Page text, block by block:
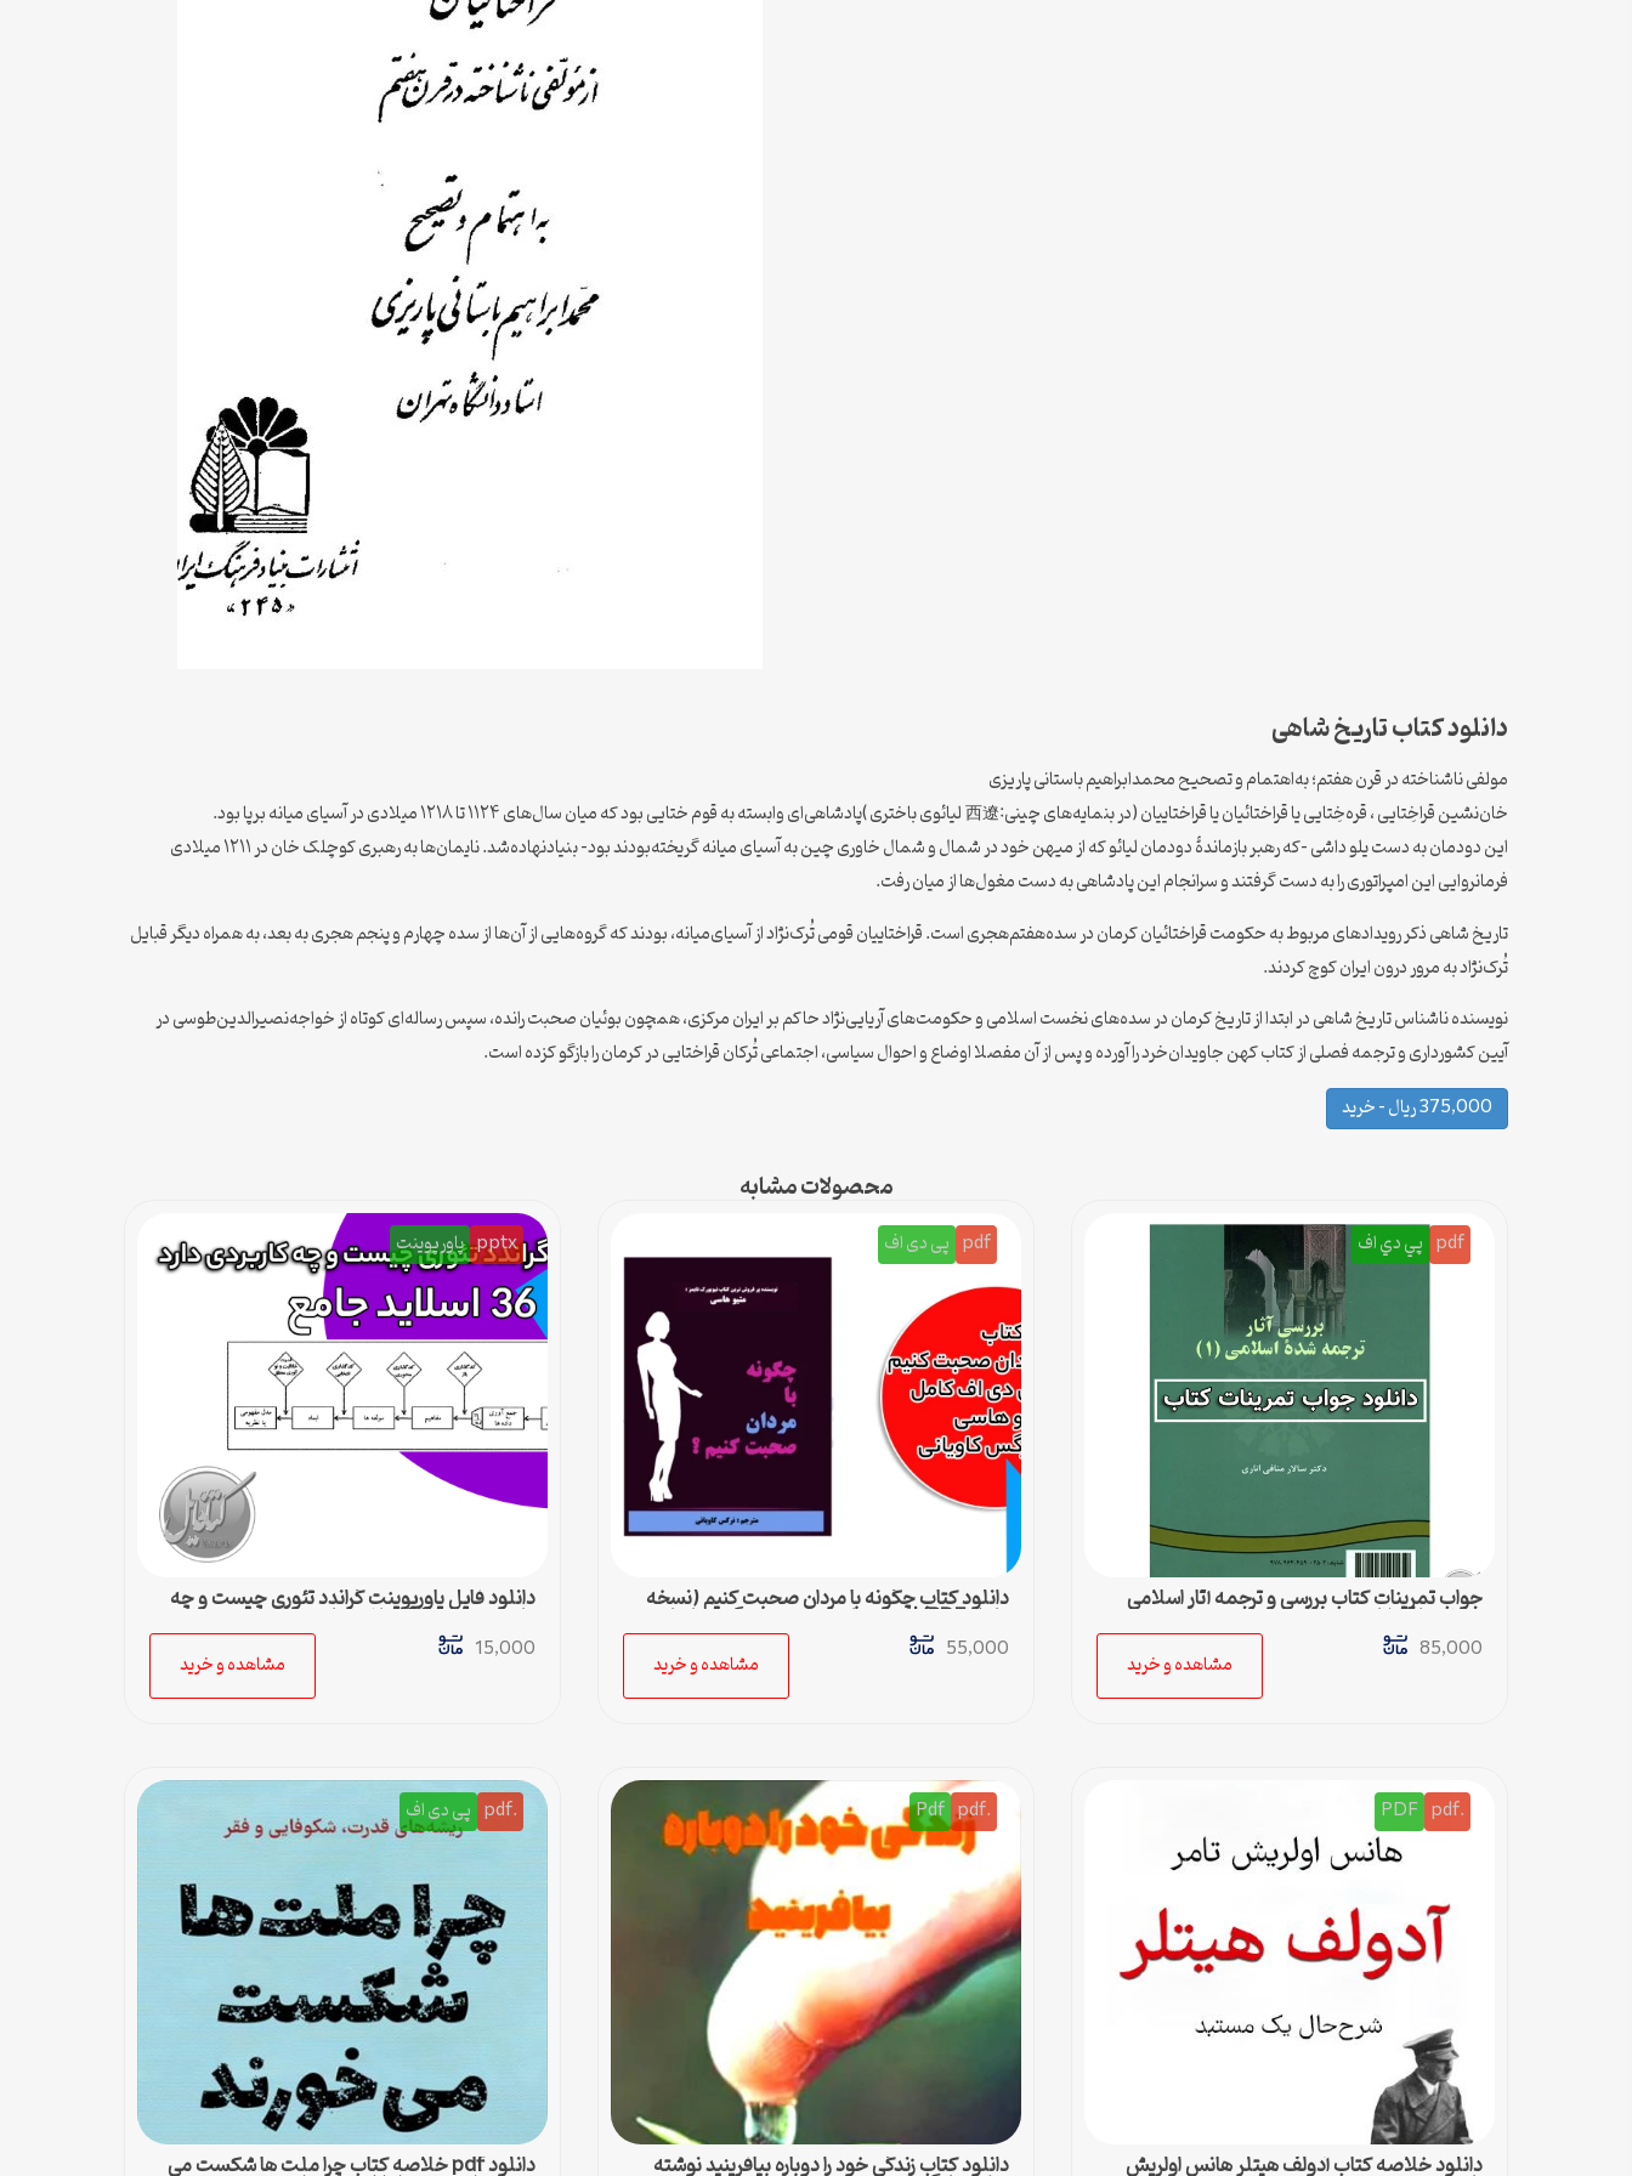
دانلود کتاب تاریخ شاهی
م‍ول‍ف‍ی‌ ن‍اش‍ن‍اخ‍ت‍ه‌ در ق‍رن‌ ه‍ف‍ت‍م‌؛ ب‍ه‌اه‍ت‍م‍ام‌ و ت‍ص‍ح‍ی‍ح‌ م‍ح‍م‍داب‍راه‍ی‍م‌ ب‍اس‍ت‍ان‍ی‌ پ‍اری‍زی‌
خان‌نشین قراخِتایی ، قره‌خِتایی یا قراختائیان یا قراختاییان (در بنمایه‌های چینی:西遼 لیائوی باختری )پادشاهی‌ای وابسته به قوم ختایی بود که میان سال‌های ۱۱۲۴ تا ۱۲۱۸ میلادی در آسیای میانه برپا بود.
این دودمان به دست یلو داشی -که رهبر بازماندهٔ دودمان لیائو که از میهن خود در شمال و شمال خاوری چین به آسیای میانه گریخته‌بودند بود- بنیادنهاده‌شد. نایمان‌ها به رهبری کوچلک خان در ۱۲۱۱ میلادی
فرمانروایی این امپراتوری را به دست گرفتند و سرانجام این پادشاهی به دست مغول‌ها از میان رفت.
تاریخ شاهی ذکر رویدادهای مربوط به حکومت قراختائیان کرمان در سده‌هفتم‌هجری است. قراختاییان قومی تُرک‌نژاد از آسیای‌میانه، بودند که گروه‌هایی از آن‌ها از سده چهارم و پنجم هجری به بعد، به همراه دیگر قبایل
تُرک‌نژاد به مرور درون ایران کوچ کردند.
نویسنده ناشناس تاریخ شاهی در ابتدا از تاریخ کرمان در سده‌های نخست اسلامی و حکومت‌های آریایی‌نژاد حاکم بر ایران مرکزی، همچون بوئیان صحبت رانده، سپس رساله‌ای کوتاه از خواجه‌نصیرالدین‌طوسی در
آیین کشورداری و ترجمه فصلی از کتاب کهن جاویدان‌خرد را آورده و پس از آن مفصلا اوضاع و احوال سیاسی، اجتماعی تُرکان قراختایی در کرمان را بازگو کزده است.
375,000 ریال – خرید
محصولات مشابه
pdf پي دي اف
جواب تمرینات کتاب بررسی و ترجمه آثار اسلامی
سالار منافی اناری
85,000
مشاهده و خرید
pdf پی دی اف
دانلود کتاب چگونه با مردان صحبت کنیم (نسخه
کامل PDF) | متیو هاسی – مترجم نرگس کاویانی
55,000
مشاهده و خرید
pptx پاورپوینت
دانلود فایل پاورپوینت گراندد تئوری چیست و چه
کاربردی دارد – 36 اسلاید جامع
15,000
مشاهده و خرید
.pdf
PDF
دانلود خلاصه کتاب آدولف هیتلر هانس اولریش
.pdf
Pdf
دانلود کتاب زندگی خود را دوباره بیافرینید نوشته
.pdf پی دی اف
دانلود pdf خلاصه کتاب چرا ملت ها شکست می